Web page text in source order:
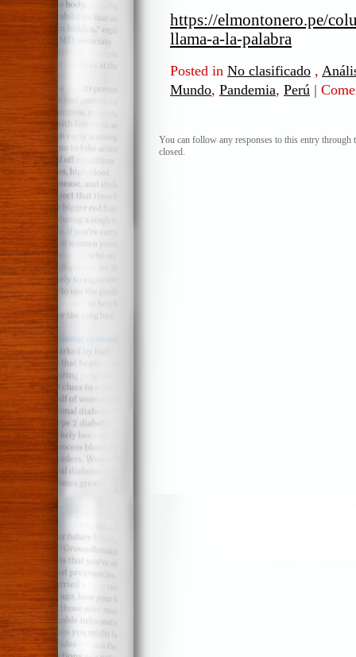
https://elmontonero.pe/
llama-a-la-palabra
Posted in No clasificado ,
Mundo, Pandemia, Perú |
You can follow any responses to this entry through
closed.